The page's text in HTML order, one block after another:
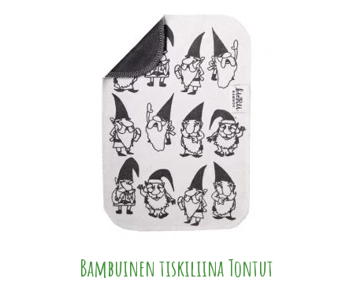
Bambuinen tiskiliina Tontut